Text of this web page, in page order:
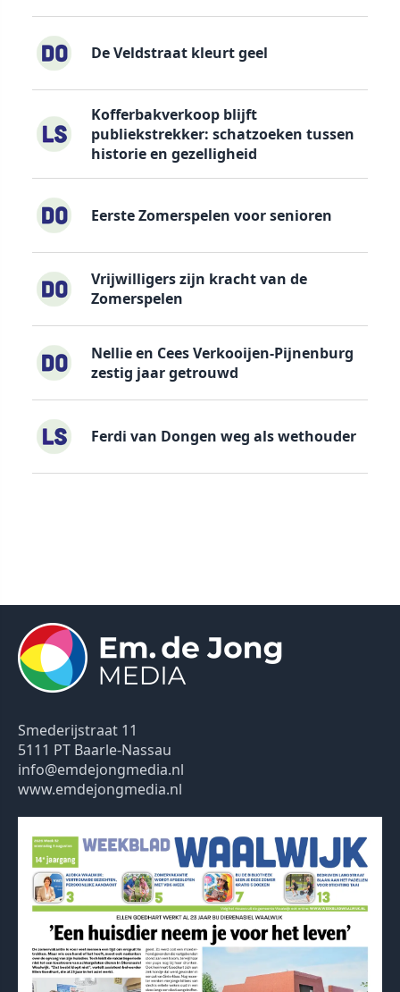
De Veldstraat kleurt geel
Kofferbakverkoop blijft
publiekstrekker: schatzoeken tussen
historie en gezelligheid
Eerste Zomerspelen voor senioren
Vrijwilligers zijn kracht van de
Zomerspelen
Nellie en Cees Verkooijen-Pijnenburg
zestig jaar getrouwd
Ferdi van Dongen weg als wethouder
Smederijstraat 11
5111 PT Baarle-Nassau
info@emdejongmedia.nl
www.emdejongmedia.nl